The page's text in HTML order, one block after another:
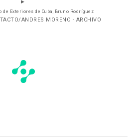
Exteriores de Cuba, Bruno Rodríguez
ANDRES MORENO - ARCHIVO